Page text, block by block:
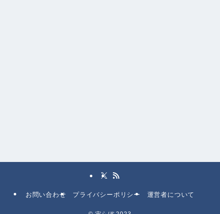
お問い合わせ プライバシーポリシー 運営者について